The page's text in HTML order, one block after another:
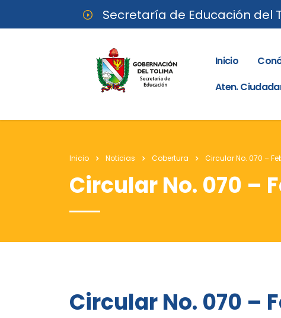
Secretaría de Educación del
Inicio
Aten.
Inicio Noticias Cobertura Circular No. 070 –
Circular No. 070 –
Circular No. 070 –